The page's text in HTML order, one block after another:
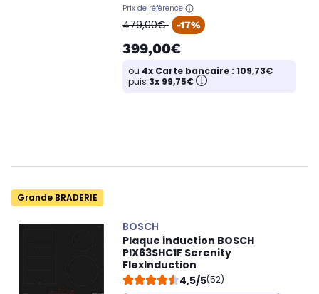
Prix de référence
oldPrice
479,00€ -17%
399,00€
ou 4x Carte bancaire : 109,73€
puis 3x 99,75€
Grande BRADERIE
BOSCH
Plaque induction BOSCH
PIX63SHC1F Serenity
FlexInduction
4,5/5(52)